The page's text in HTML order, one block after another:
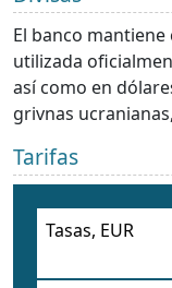
El banco
utilizada
así como en
grivnas
Tarifas
Tasas, EUR